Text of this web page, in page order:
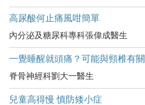
高尿酸何止痛風咁簡單
內分泌及糖尿科專科張偉成醫生
一覺睡醒就頭痛？可能與頸椎有關
脊骨神經科劉大一醫生
兒童高得慢 慎防矮小症